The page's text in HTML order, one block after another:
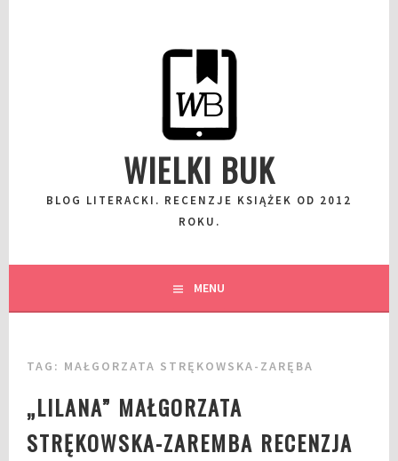
WIELKI BUK
BLOG LITERACKI. RECENZJE KSIĄŻEK OD 2012
ROKU.
MENU
TAG: MAŁGORZATA STRĘKOWSKA-ZARĘBA
„LILANA” MAŁGORZATA
STRĘKOWSKA-ZAREMBA RECENZJA